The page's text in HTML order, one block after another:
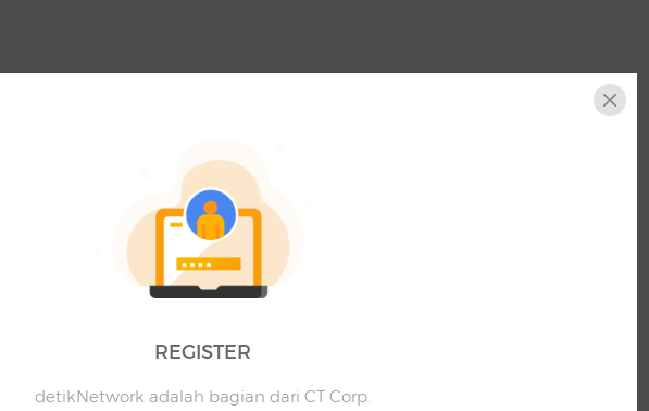
REGISTER
detikNetwork adalah bagian dari CT Corp.